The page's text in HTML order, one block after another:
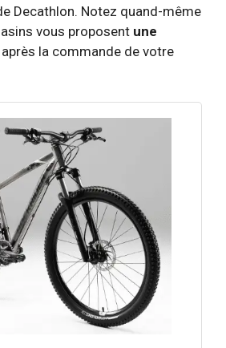
Decathlon. Notez quand-même
vous proposent une
après la commande de votre